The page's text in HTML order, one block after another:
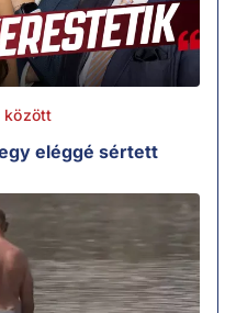
között
eléggé sértett